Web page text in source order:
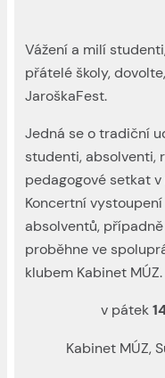
Vážení a milí
přátelé školy,
JaroškaFest.
Jedná se o tradiční
studenti, absolventi,
pedagogové setkat
Koncertní
absolventů,
proběhne ve
klubem Kabinet MÚZ.
v pátek
Kabinet MÚZ,